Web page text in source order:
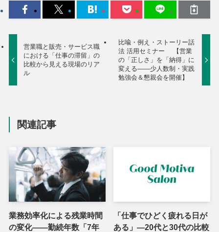
営業職と販売・サービス職
における「仕事の滞留」の
比較から見える現場のリア
ル
比喩・例え・ストーリー話
法 活用セミナー 【営業
の「正しさ」を「納得」に
変える——少人数制・実践
勉強会＆懇親会を開催】
関連記事
業務効率化による残業時間
の変化――勤続年数「7年
「仕事でひどく疲れる日が
ある」―20代と30代の比較